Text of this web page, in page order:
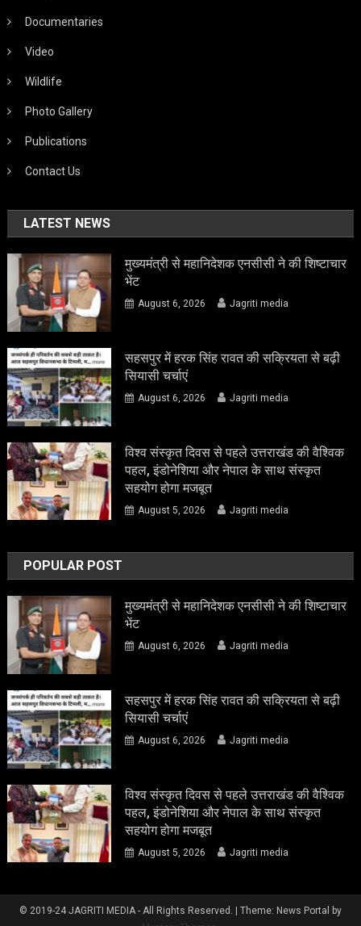
Documentaries
Video
Wildlife
Photo Gallery
Publications
Contact Us
LATEST NEWS
मुख्यमंत्री से महानिदेशक एनसीसी ने की शिष्टाचार
भेंट
August 6, 2026 Jagriti media
सहसपुर में हरक सिंह रावत की सक्रियता से बढ़ी
सियासी चर्चाएं
August 6, 2026 Jagriti media
विश्व संस्कृत दिवस से पहले उत्तराखंड की वैश्विक
पहल, इंडोनेशिया और नेपाल के साथ संस्कृत
सहयोग होगा मजबूत
August 5, 2026 Jagriti media
POPULAR POST
मुख्यमंत्री से महानिदेशक एनसीसी ने की शिष्टाचार
भेंट
August 6, 2026 Jagriti media
सहसपुर में हरक सिंह रावत की सक्रियता से बढ़ी
सियासी चर्चाएं
August 6, 2026 Jagriti media
विश्व संस्कृत दिवस से पहले उत्तराखंड की वैश्विक
पहल, इंडोनेशिया और नेपाल के साथ संस्कृत
सहयोग होगा मजबूत
August 5, 2026 Jagriti media
© 2019-24 JAGRITI MEDIA - All Rights Reserved.
Theme: News Portal by